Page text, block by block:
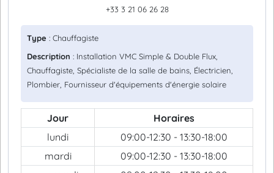
+33 3 21 06 26 28
Type : Chauffagiste
Description : Installation VMC Simple & Double Flux,
Chauffagiste, Spécialiste de la salle de bains, Électricien,
Plombier, Fournisseur d'équipements d'énergie solaire
Jour
Horaires
lundi
09:00-12:30 - 13:30-18:00
mardi
09:00-12:30 - 13:30-18:00